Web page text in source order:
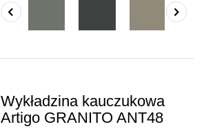
Wykładzina kauczukowa
Artigo GRANITO ANT48